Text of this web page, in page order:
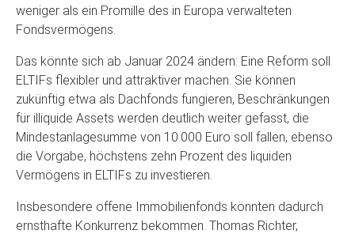
weniger als ein Promille des in Europa verwalteten
Fondsvermögens.
Das könnte sich ab Januar 2024 ändern: Eine Reform soll
ELTIFs flexibler und attraktiver machen. Sie können
zukünftig etwa als Dachfonds fungieren, Beschränkungen
für illiquide Assets werden deutlich weiter gefasst, die
Mindestanlagesumme von 10.000 Euro soll fallen, ebenso
die Vorgabe, höchstens zehn Prozent des liquiden
Vermögens in ELTIFs zu investieren.
Insbesondere offene Immobilienfonds könnten dadurch
ernsthafte Konkurrenz bekommen. Thomas Richter,